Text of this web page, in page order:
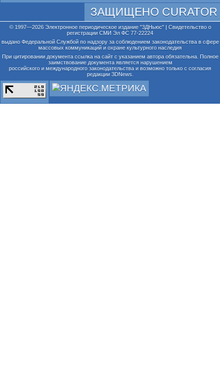
ЗАЩИЩЕНО CURATOR
© 1997—2026 Электронное периодическое издание "3ДНьюс" | Свидетельство о
регистрации СМИ Эл ФС 77-22224
выдано Федеральной Службой по надзору за соблюдением законодательства в сфере
массовых коммуникаций и охране культурного наследия
При цитировании документа ссылка на сайт с указанием автора обязательна. Полное
заимствование документа является нарушением
российского и международного законодательства и возможно только с согласия
редакции 3DNews.